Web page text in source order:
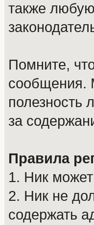
также
Помните,
сообщения.
полезность
за
Правила
1. Ник
2. Ник не
содержать